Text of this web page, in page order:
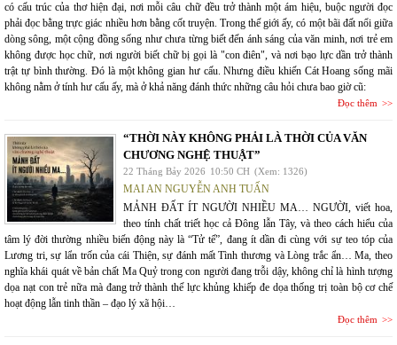
có cấu trúc của thơ hiện đại, nơi mỗi câu chữ đều trở thành một ám hiệu, buộc người đọc
phải đọc bằng trực giác nhiều hơn bằng cốt truyện. Trong thế giới ấy, có một bãi đất nổi giữa
dòng sông, một cộng đồng sống như chưa từng biết đến ánh sáng của văn minh, nơi trẻ em
không được học chữ, nơi người biết chữ bị gọi là "con điên", và nơi bạo lực dần trở thành
trật tự bình thường. Đó là một không gian hư cấu. Nhưng điều khiến Cát Hoang sống mãi
không nằm ở tính hư cấu ấy, mà ở khả năng đánh thức những câu hỏi chưa bao giờ cũ:
Đọc thêm
“THỜI NÀY KHÔNG PHẢI LÀ THỜI CỦA VĂN
CHƯƠNG NGHỆ THUẬT”
22 Tháng Bảy 2026 10:50 CH (Xem: 1326)
MAI AN NGUYỄN ANH TUẤN
MẢNH ĐẤT ÍT NGƯỜI NHIỀU MA… NGƯỜI, viết hoa,
theo tính chất triết học cả Đông lẫn Tây, và theo cách hiểu của
tâm lý đời thường nhiều biến động này là “Tử tế”, đang ít dần đi cùng với sự teo tóp của
Lương tri, sự lẩn trốn của cái Thiện, sự đánh mất Tình thương và Lòng trắc ẩn… Ma, theo
nghĩa khái quát về bản chất Ma Quỷ trong con người đang trỗi dậy, không chỉ là hình tượng
dọa nạt con trẻ nữa mà đang trở thành thế lực khủng khiếp đe dọa thống trị toàn bộ cơ chế
hoạt động lẫn tinh thần – đạo lý xã hội…
Đọc thêm